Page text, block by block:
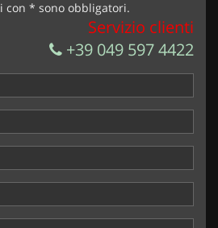
con * sono obbligatori.
Servizio clienti
+39 049 597 4422